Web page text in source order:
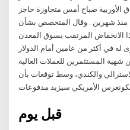
الأوربية صباح أمس متجاوزة حاجز
منذ شهرين . وقال المتخصص بشأن
الانخفاض المرتقب بسوق المعدن
في أكثر من عامين أمام الدولار
شهية المستثمرين للعملات العالية
والكندي، وسط توقعات بأن
الأمريكي سيزيد مدفوعات
قبل يوم